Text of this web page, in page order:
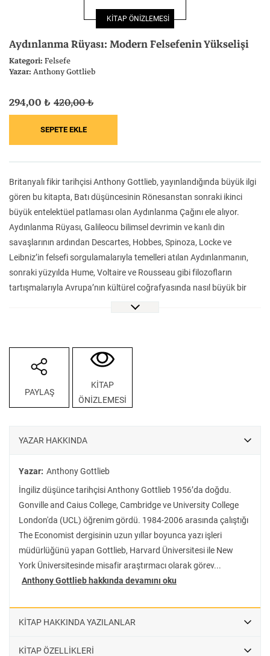
KİTAP ÖNİZLEMESİ
Aydınlanma Rüyası: Modern Felsefenin Yükselişi
Kategori:Felsefe
Yazar:Anthony Gottlieb
Britanyalı fikir tarihçisi Anthony Gottlieb, yayınlandığında büyük ilgi
gören bu kitapta, Batı düşüncesinin Rönesanstan sonraki ikinci
büyük entelektüel patlaması olan Aydınlanma Çağını ele alıyor.
Aydınlanma Rüyası, Galileocu bilimsel devrimin ve kanlı din
savaşlarının ardından Descartes, Hobbes, Spinoza, Locke ve
Leibniz’in felsefi sorgulamalarıyla temelleri atılan Aydınlanmanın,
sonraki yüzyılda Hume, Voltaire ve Rousseau gibi filozofların
tartışmalarıyla Avrupa’nın kültürel coğrafyasında nasıl büyük bir
zihin devrimine yol açtığını inceliyor. Otuz Yıl Savaşlarından Fransız
Rüyası: Modern Felsefenin Yükselişi, Aydınlanmacıların dinsel
düşünceden seküler düşünceye, ahlâk felsefesinden toplumsal
düzen arayışlarına yönelişini takip etmek adına önemli bir başvuru
kaynağı.
294,00 ₺ 420,00 ₺
PAYLAŞ
KİTAP
ÖNİZLEMESİ
YAZAR HAKKINDA
Yazar: Anthony Gottlieb
İngiliz düşünce tarihçisi Anthony Gottlieb 1956’da doğdu.
Gonville and Caius College, Cambridge ve University College
London'da (UCL) öğrenim gördü. 1984-2006 arasında çalıştığı
The Economist dergisinin uzun yıllar boyunca yazı işleri
müdürlüğünü yapan Gottlieb, Harvard Üniversitesi ile New
York Üniversitesinde misafir araştırmacı olarak görev...
Anthony Gottlieb hakkında devamını oku
KİTAP HAKKINDA YAZILANLAR
KİTAP ÖZELLİKLERİ